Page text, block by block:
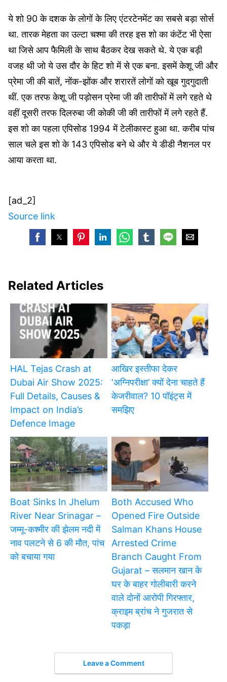
ये शो 90 के दशक के लोगों के लिए एंटरटेनमेंट का सबसे बड़ा सोर्स
था. तारक मेहता का उल्टा चश्मा की तरह इस शो का कंटेंट भी ऐसा
था जिसे आप फैमिली के साथ बैठकर देख सकते थे. ये एक बड़ी
वजह थी जो ये उस दौर के हिट शो में से एक बना. इसमें केशू जी और
प्रेमा जी की बातें, नोंक-झोंक और शरारतें लोगों को खूब गुदगुदाती
थीं. एक तरफ केशू जी पड़ोसन प्रेमा जी की तारीफों में लगे रहते थे
वहीं दूसरी तरफ दिलरुबा जी कोकी जी की तारीफों में लगे रहते हैं.
इस शो का पहला एपिसोड 1994 में टेलीकास्ट हुआ था. करीब पांच
साल चले इस शो के 143 एपिसोड बने थे और ये डीडी नैशनल पर
आया करता था.
[ad_2]
Source link
Related Articles
HAL Tejas Crash at
Dubai Air Show 2025:
Full Details, Causes &
Impact on India’s
Defence Image
आखिर इस्तीफा देकर
‘अग्निपरीक्षा’ क्यों देना चाहते हैं
केजरीवाल? 10 पॉइंट्स में
समझिए
Boat Sinks In Jhelum
River Near Srinagar –
जम्मू-कश्मीर की झेलम नदी में
नाव पलटने से 6 की मौत, पांच
को बचाया गया
Both Accused Who
Opened Fire Outside
Salman Khans House
Arrested Crime
Branch Caught From
Gujarat – सलमान खान के
घर के बाहर गोलीबारी करने
वाले दोनों आरोपी गिरफ्तार,
क्राइम ब्रांच ने गुजरात से
पकड़ा
Leave a Comment